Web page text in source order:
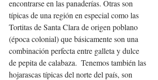
encontrarse en las panaderías. Otras son
típicas de una región en especial como las
Tortitas de Santa Clara de origen poblano
(época colonial) que básicamente son una
combinación perfecta entre galleta y dulce
de pepita de calabaza.  Tenemos también las
hojarascas típicas del norte del país, son